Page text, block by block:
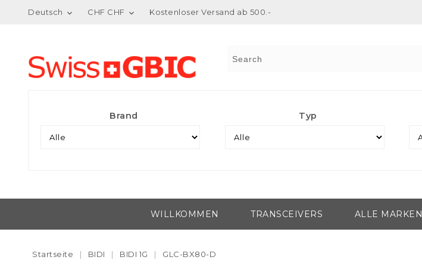
Deutsch  CHF CHF  Kostenloser Versand ab 500.-
Brand Typ
WILLKOMMEN TRANSCEIVERS ALLE MARKEN
Startseite BIDI BIDI 1G GLC-BX80-D